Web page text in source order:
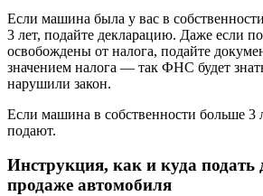
Если машина была у вас в
3 лет, подайте декларацию. Даже если
освобождены от налога, подайте
значением налога — так ФНС будет
нарушили закон.
Если машина в собственности больше 3
подают.
Инструкция, как и куда подать
продаже автомобиля